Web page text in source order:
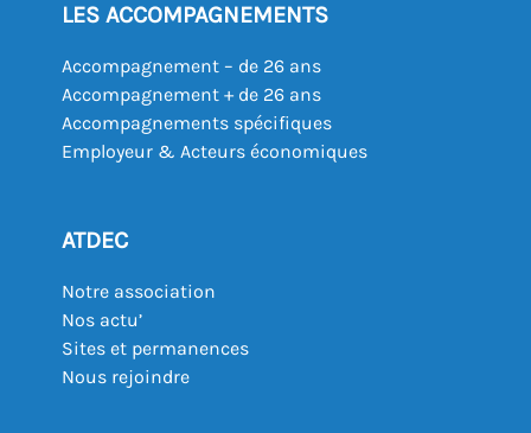
LES ACCOMPAGNEMENTS
Accompagnement – de 26 ans
Accompagnement + de 26 ans
Accompagnements spécifiques
Employeur & Acteurs économiques
ATDEC
Notre association
Nos actu’
Sites et permanences
Nous rejoindre